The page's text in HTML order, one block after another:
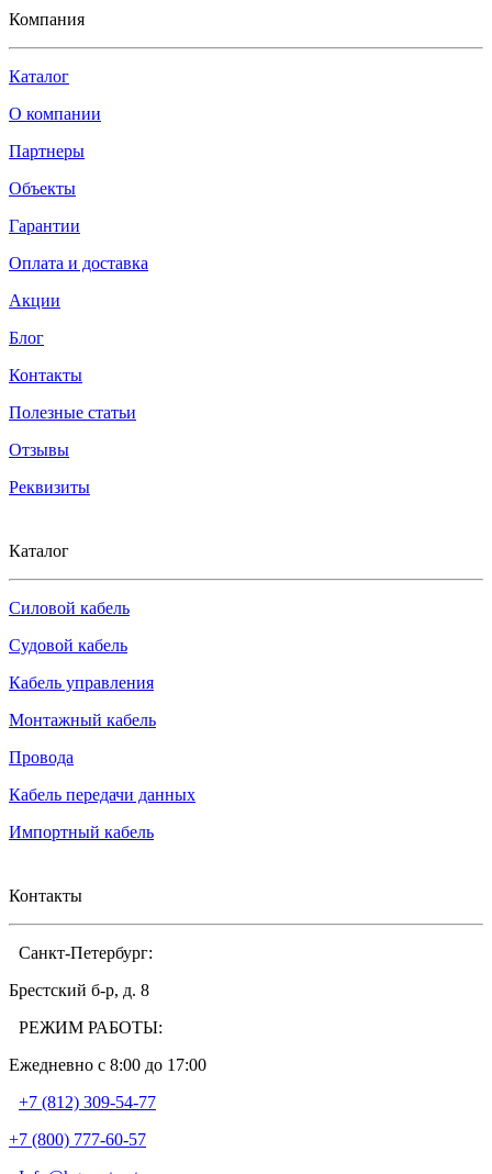
Компания
Каталог
О компании
Партнеры
Объекты
Гарантии
Оплата и доставка
Акции
Блог
Контакты
Полезные статьи
Отзывы
Реквизиты
Каталог
Силовой кабель
Судовой кабель
Кабель управления
Монтажный кабель
Провода
Кабель передачи данных
Импортный кабель
Контакты
Санкт-Петербург:
Брестский б-р, д. 8
РЕЖИМ РАБОТЫ:
Ежедневно c 8:00 до 17:00
+7 (812) 309-54-77
+7 (800) 777-60-57